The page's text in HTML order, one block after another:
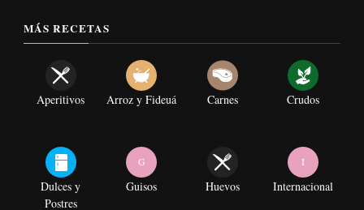
MÁS RECETAS
Aperitivos Arroz y Fideuá Carnes Crudos
Dulces y
Postres
G
Guisos Huevos
I
Internacional